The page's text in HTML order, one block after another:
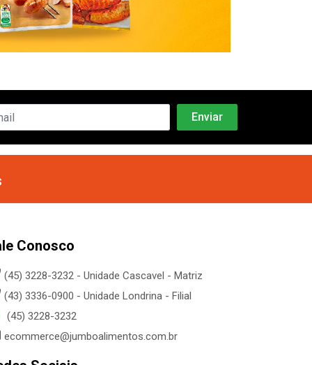
Conosco
(45) 3228-3232 - Unidade Cascavel - Matriz
(43) 3336-0900 - Unidade Londrina - Filial
(45) 3228-3232
ecommerce@jumboalimentos.com.br